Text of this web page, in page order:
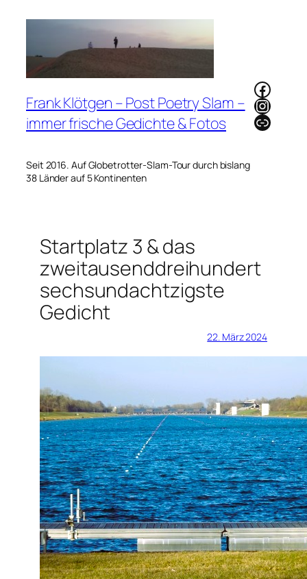
Frank Klötgen – Post Poetry Slam –
immer frische Gedichte & Fotos
Seit 2016. Auf Globetrotter-Slam-Tour durch bislang
38 Länder auf 5 Kontinenten
Link
Startplatz 3 & das
zweitausenddreihundert
sechsundachtzigste
Gedicht
22. März 2024